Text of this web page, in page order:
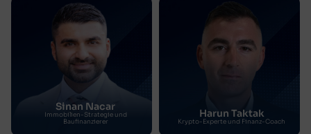
Sinan Nacar
Immobilien-Strategie und
Baufinanzierer
Harun Taktak
Krypto-Experte und Finanz-Coach